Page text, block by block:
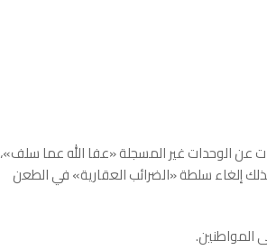
عن الوحدات غير المسجلة «عفا الله عما سلف»،
إلغاء سلطة «الضرائب العقارية» في الطعن
المواطنين.